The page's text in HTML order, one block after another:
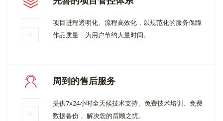
项目进程透明化、流程高效化，以规范化的服务保障
作品质量，为用户节约大量时间。
周到的售后服务
提供7x24小时全天候技术支持、免费技术培训、免费
数据备份， 解决您的后顾之忧。